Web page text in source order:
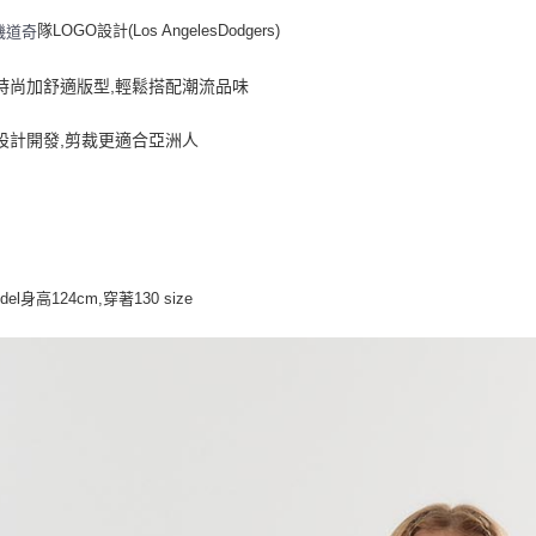
道奇隊LOGO設計(Los AngelesDodgers)
尚加舒適版型,輕鬆搭配潮流品味
計開發,剪裁更適合亞洲人
身高124cm,穿著130 size